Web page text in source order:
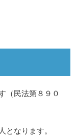
（民法第８９０
なります。